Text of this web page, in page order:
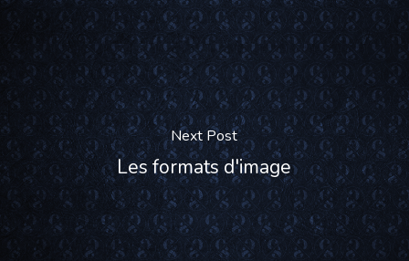
Next Post
Les formats d'image